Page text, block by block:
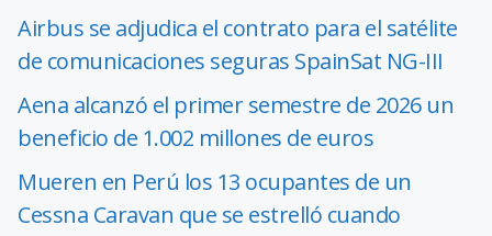
Airbus se adjudica el contrato para el satélite
de comunicaciones seguras SpainSat NG-III
Aena alcanzó el primer semestre de 2026 un
beneficio de 1.002 millones de euros
Mueren en Perú los 13 ocupantes de un
Cessna Caravan que se estrelló cuando